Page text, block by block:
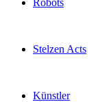
Robots
Stelzen Acts
Künstler